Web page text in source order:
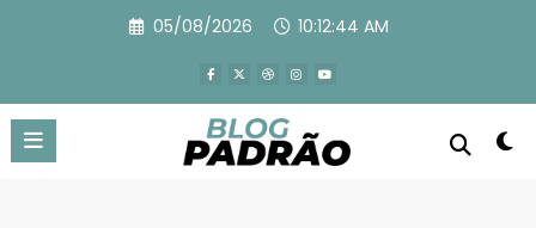
05/08/2026 10:12:45 AM